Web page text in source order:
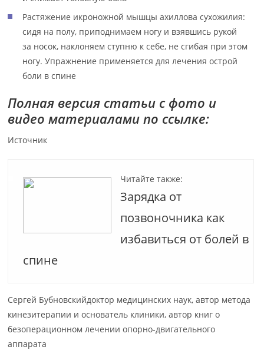
Растяжение икроножной мышцы ахиллова сухожилия:
сидя на полу, приподнимаем ногу и взявшись рукой
за носок, наклоняем ступню к себе, не сгибая при этом
ногу. Упражнение применяется для лечения острой
боли в спине
Полная версия статьи с фото и
видео материалами по ссылке:
Источник
Читайте также:
Зарядка от
позвоночника как
избавиться от болей в
спине
Сергей Бубновскийдоктор медицинских наук, автор метода
кинезитерапии и основатель клиники, автор книг о
безоперационном лечении опорно-двигательного
аппарата